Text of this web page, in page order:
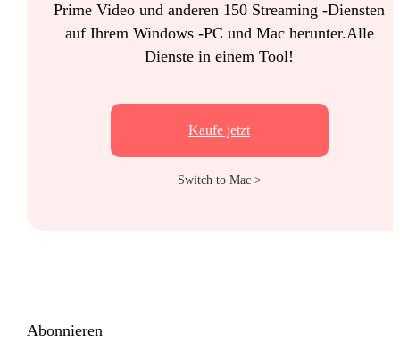
Prime Video und anderen 150 Streaming -Diensten
auf Ihrem Windows -PC und Mac herunter.Alle
Dienste in einem Tool!
Kaufe jetzt
Switch to Mac >
Abonnieren